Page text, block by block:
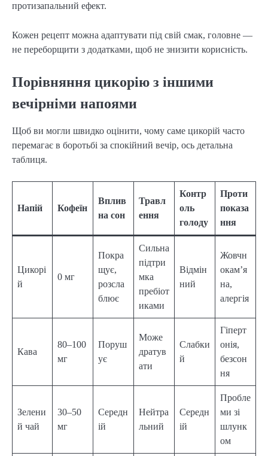
протизапальний ефект.
Кожен рецепт можна адаптувати під свій смак, головне —
не переборщити з додатками, щоб не знизити корисність.
Порівняння цикорію з іншими
вечірніми напоями
Щоб ви могли швидко оцінити, чому саме цикорій часто
перемагає в боротьбі за спокійний вечір, ось детальна
таблиця.
Напій Кофеїн
Вплив
на сон
Травл
ення
Контр
оль
голоду
Проти
показа
ння
Цикорі
й
0 мг
Покра
щує,
розсла
блює
Сильна
підтри
мка
пребіот
иками
Відмін
ний
Жовчн
окам’я
на,
алергія
Кава
80–100
мг
Поруш
ує
Може
дратув
ати
Слабки
й
Гіперт
онія,
безсон
ня
Зелени
й чай
30–50
мг
Середн
ій
Нейтра
льний
Середн
ій
Пробле
ми зі
шлунк
ом